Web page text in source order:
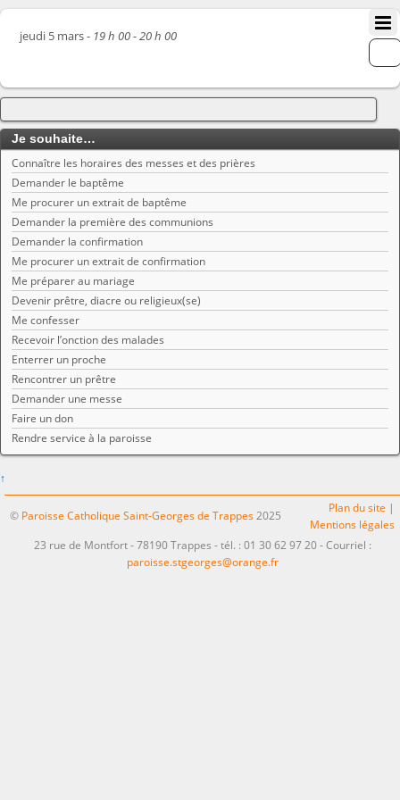
jeudi 5 mars - 19 h 00 - 20 h 00
Je souhaite…
Connaître les horaires des messes et des prières
Demander le baptême
Me procurer un extrait de baptême
Demander la première des communions
Demander la confirmation
Me procurer un extrait de confirmation
Me préparer au mariage
Devenir prêtre, diacre ou religieux(se)
Me confesser
Recevoir l’onction des malades
Enterrer un proche
Rencontrer un prêtre
Demander une messe
Faire un don
Rendre service à la paroisse
↑
© Paroisse Catholique Saint-Georges de Trappes 2025
Plan du site |
Mentions légales
23 rue de Montfort - 78190 Trappes - tél. : 01 30 62 97 20 - Courriel :
paroisse.stgeorges@orange.fr